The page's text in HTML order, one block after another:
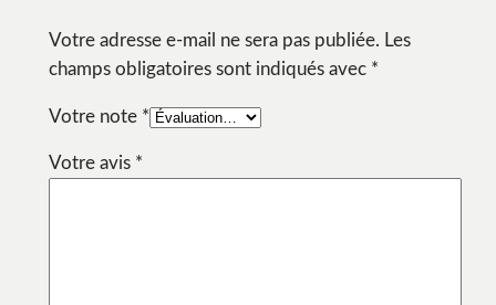
Votre adresse e-mail ne sera pas publiée. Les
champs obligatoires sont indiqués avec *
Votre note *
Votre avis *